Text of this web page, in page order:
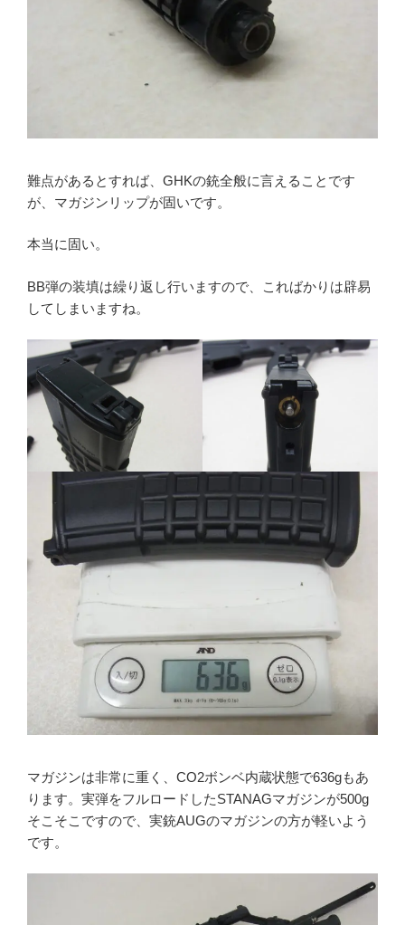
難点があるとすれば、GHKの銃全般に言えることです
が、マガジンリップが固いです。
本当に固い。
BB弾の装填は繰り返し行いますので、こればかりは辟易
してしまいますね。
マガジンは非常に重く、CO2ボンベ内蔵状態で636gもあ
ります。実弾をフルロードしたSTANAGマガジンが500g
そこそこですので、実銃AUGのマガジンの方が軽いよう
です。